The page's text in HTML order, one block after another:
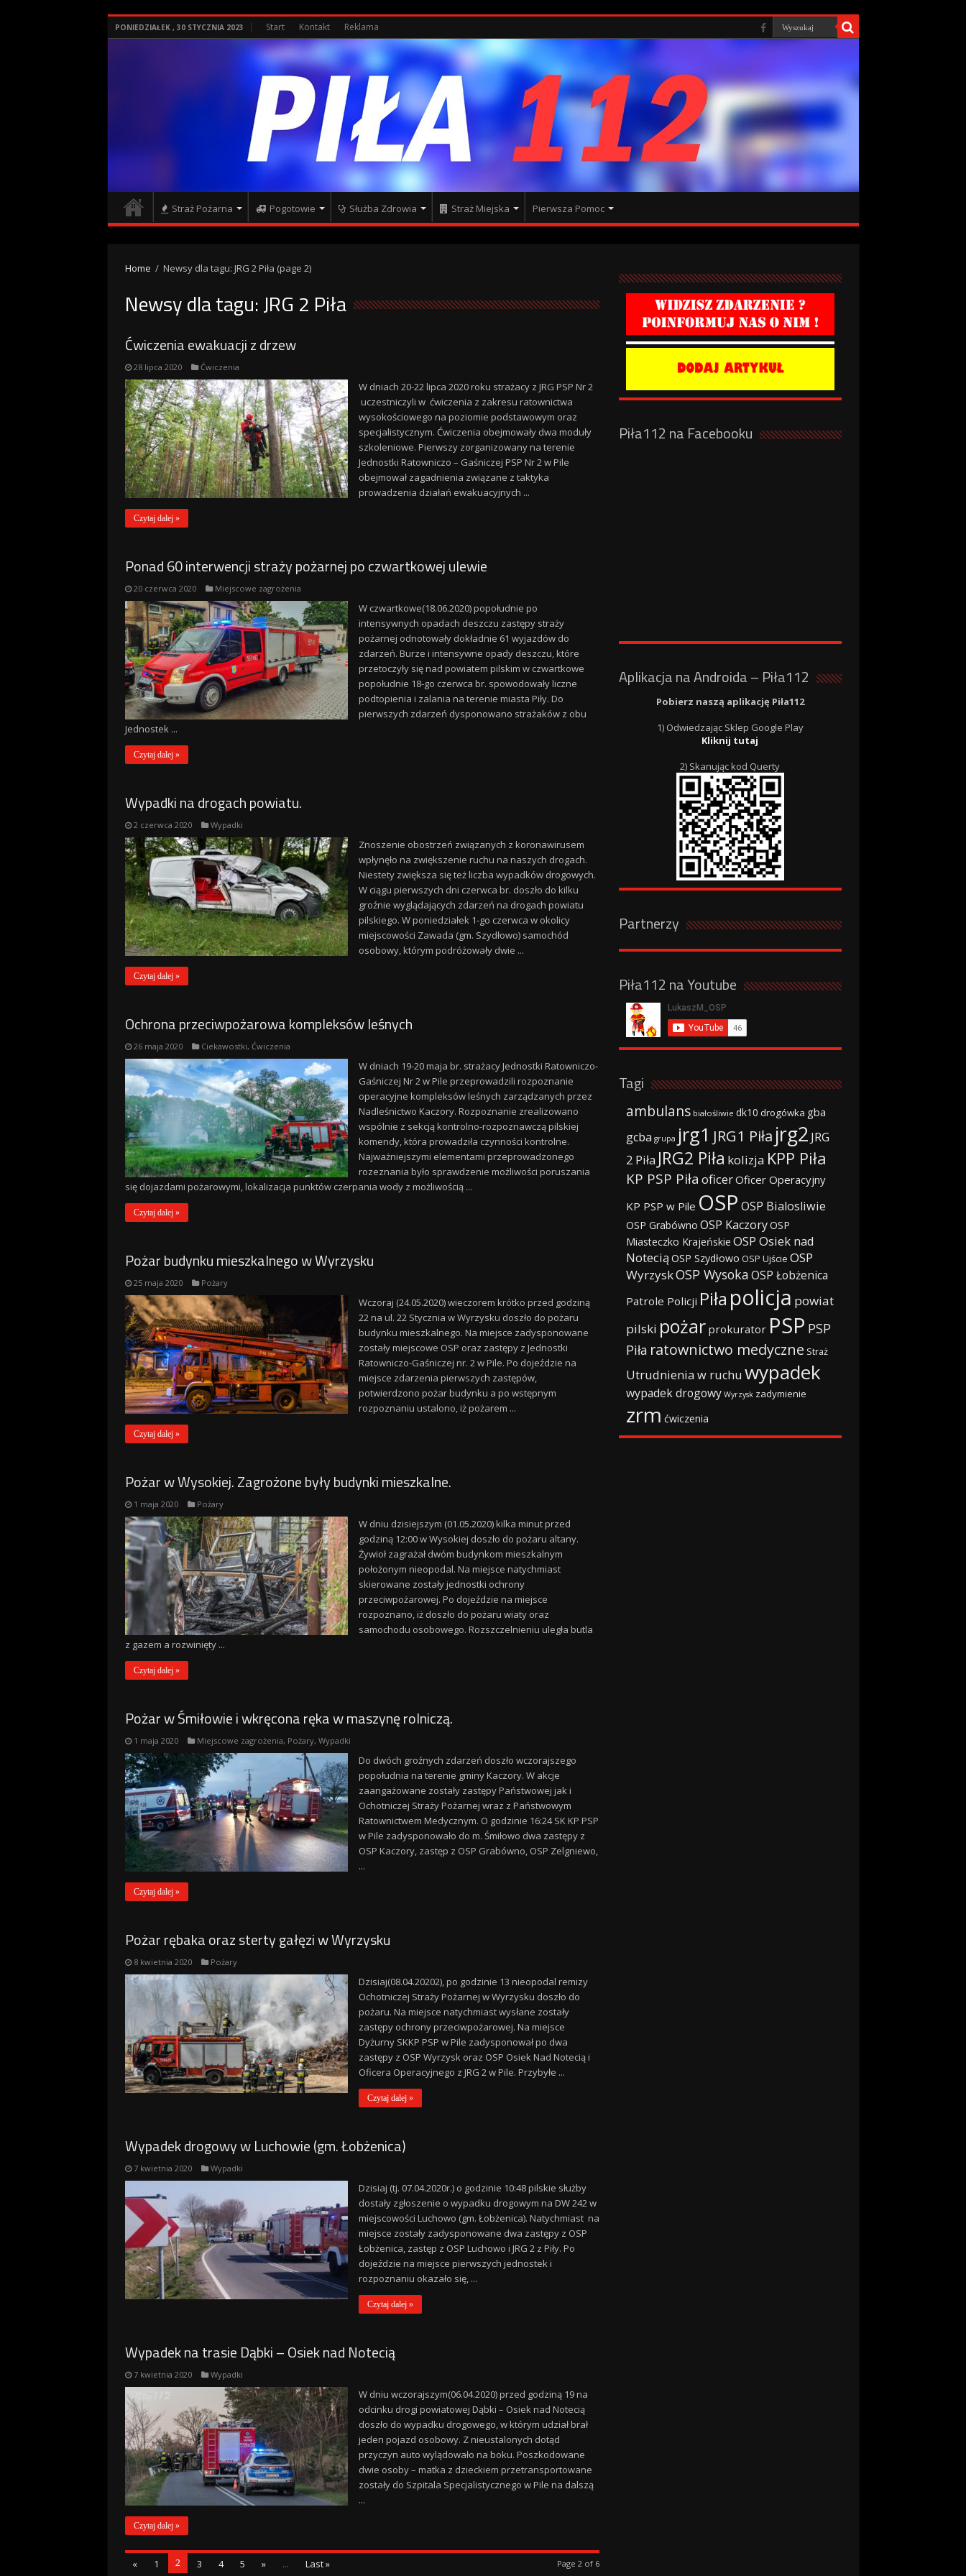
PONIEDZIAŁEK , 30 STYCZNIA 2023 Start Kontakt Reklama
Straż Pożarna Pogotowie Służba Zdrowia Straż Miejska Pierwsza Pomoc
Home / Newsy dla tagu: JRG 2 Piła (page 2)
Newsy dla tagu:JRG 2 Piła
Ćwiczenia ewakuacji z drzew
28 lipca 2020 Ćwiczenia
W dniach 20-22 lipca 2020 roku strażacy z JRG PSP Nr 2
uczestniczyli w ćwiczenia z zakresu ratownictwa
wysokościowego na poziomie podstawowym oraz
specjalistycznym. Ćwiczenia obejmowały dwa moduły
szkoleniowe. Pierwszy zorganizowany na terenie
Jednostki Ratowniczo – Gaśniczej PSP Nr 2 w Pile
obejmował zagadnienia związane z taktyka
prowadzenia działań ewakuacyjnych ...
Czytaj dalej »
Ponad 60 interwencji straży pożarnej po czwartkowej ulewie
20 czerwca 2020 Miejscowe zagrożenia
W czwartkowe(18.06.2020) popołudnie po
intensywnych opadach deszczu zastępy straży
pożarnej odnotowały dokładnie 61 wyjazdów do
zdarzeń. Burze i intensywne opady deszczu, które
przetoczyły się nad powiatem pilskim w czwartkowe
popołudnie 18-go czerwca br. spowodowały liczne
podtopienia i zalania na terenie miasta Piły. Do
pierwszych zdarzeń dysponowano strażaków z obu
Jednostek ...
Czytaj dalej »
Wypadki na drogach powiatu.
2 czerwca 2020 Wypadki
Znoszenie obostrzeń związanych z koronawirusem
wpłynęło na zwiększenie ruchu na naszych drogach.
Niestety zwiększa się też liczba wypadków drogowych.
W ciągu pierwszych dni czerwca br. doszło do kilku
groźnie wyglądających zdarzeń na drogach powiatu
pilskiego. W poniedziałek 1-go czerwca w okolicy
miejscowości Zawada (gm. Szydłowo) samochód
osobowy, którym podróżowały dwie ...
Czytaj dalej »
Ochrona przeciwpożarowa kompleksów leśnych
26 maja 2020 Ciekawostki, Ćwiczenia
W dniach 19-20 maja br. strażacy Jednostki Ratowniczo-
Gaśniczej Nr 2 w Pile przeprowadzili rozpoznanie
operacyjne kompleksów leśnych zarządzanych przez
Nadleśnictwo Kaczory. Rozpoznanie zrealizowano
wspólnie z sekcją kontrolno-rozpoznawczą pilskiej
komendy, która prowadziła czynności kontrolne.
Najważniejszymi elementami przeprowadzonego
rozeznania było sprawdzenie możliwości poruszania
się dojazdami pożarowymi, lokalizacja punktów czerpania wody z możliwością ...
Czytaj dalej »
Pożar budynku mieszkalnego w Wyrzysku
25 maja 2020 Pożary
Wczoraj (24.05.2020) wieczorem krótko przed godziną
22 na ul. 22 Stycznia w Wyrzysku doszło do pożaru
budynku mieszkalnego. Na miejsce zadysponowane
zostały miejscowe OSP oraz zastępy z Jednostki
Ratowniczo-Gaśniczej nr. 2 w Pile. Po dojeździe na
miejsce zdarzenia pierwszych zastępów,
potwierdzono pożar budynku a po wstępnym
rozpoznaniu ustalono, iż pożarem ...
Czytaj dalej »
Pożar w Wysokiej. Zagrożone były budynki mieszkalne.
1 maja 2020 Pożary
W dniu dzisiejszym (01.05.2020) kilka minut przed
godziną 12:00 w Wysokiej doszło do pożaru altany.
Żywioł zagrażał dwóm budynkom mieszkalnym
położonym nieopodal. Na miejsce natychmiast
skierowane zostały jednostki ochrony
przeciwpożarowej. Po dojeździe na miejsce
rozpoznano, iż doszło do pożaru wiaty oraz
samochodu osobowego. Rozszczelnieniu uległa butla
z gazem a rozwinięty ...
Czytaj dalej »
Pożar w Śmiłowie i wkręcona ręka w maszynę rolniczą.
1 maja 2020 Miejscowe zagrożenia, Pożary, Wypadki
Do dwóch groźnych zdarzeń doszło wczorajszego
popołudnia na terenie gminy Kaczory. W akcje
zaangażowane zostały zastępy Państwowej jak i
Ochotniczej Straży Pożarnej wraz z Państwowym
Ratownictwem Medycznym. O godzinie 16:24 SK KP PSP
w Pile zadysponowało do m. Śmiłowo dwa zastępy z
OSP Kaczory, zastęp z OSP Grabówno, OSP Zelgniewo,
...
Czytaj dalej »
Pożar rębaka oraz sterty gałęzi w Wyrzysku
8 kwietnia 2020 Pożary
Dzisiaj(08.04.20202), po godzinie 13 nieopodal remizy
Ochotniczej Straży Pożarnej w Wyrzysku doszło do
pożaru. Na miejsce natychmiast wysłane zostały
zastępy ochrony przeciwpożarowej. Na miejsce
Dyżurny SKKP PSP w Pile zadysponował po dwa
zastępy z OSP Wyrzysk oraz OSP Osiek Nad Notecią i
Oficera Operacyjnego z JRG 2 w Pile. Przybyłe ...
Czytaj dalej »
Wypadek drogowy w Luchowie (gm. Łobżenica)
7 kwietnia 2020 Wypadki
Dzisiaj (tj. 07.04.2020r.) o godzinie 10:48 pilskie służby
dostały zgłoszenie o wypadku drogowym na DW 242 w
miejscowości Luchowo (gm. Łobżenica). Natychmiast na
miejsce zostały zadysponowane dwa zastępy z OSP
Łobżenica, zastęp z OSP Luchowo i JRG 2 z Piły. Po
dojeździe na miejsce pierwszych jednostek i
rozpoznaniu okazało się, ...
Czytaj dalej »
Wypadek na trasie Dąbki – Osiek nad Notecią
7 kwietnia 2020 Wypadki
W dniu wczorajszym(06.04.2020) przed godziną 19 na
odcinku drogi powiatowej Dąbki – Osiek nad Notecią
doszło do wypadku drogowego, w którym udział brał
jeden pojazd osobowy. Z nieustalonych dotąd
przyczyn auto wylądowało na boku. Poszkodowane
dwie osoby – matka z dzieckiem przetransportowane
zostały do Szpitala Specjalistycznego w Pile na dalszą
...
Czytaj dalej »
Page 2 of 6
« 1 2 3 4 5 » ... Last »
Piła112 na Facebooku
Aplikacja na Androida – Piła112
Pobierz naszą aplikację Piła112
1) Odwiedzając Sklep Google Play
Kliknij tutaj
2) Skanując kod Querty
Partnerzy
Piła112 na Youtube
Tagi
ambulans białośliwie dk10 drogówka gba
gcba grupa jrg1 JRG1 Piła jrg2 JRG
2 Piła JRG2 Piła kolizja KPP Piła
KP PSP Piła oficerOficer Operacyjny
KP PSP w Pile OSP OSP Bialosliwie
OSP Grabówno OSP KaczoryOSP
Miasteczko Krajeńskie OSP Osiek nad
Notecią OSP Szydłowo OSP Ujście OSP
WyrzyskOSP WysokaOSP Łobżenica
Patrole Policji Piła policja powiat
pilski pożar prokurator PSP PSP
Piła ratownictwo medyczne Straż
Utrudnienia w ruchu wypadek
wypadek drogowy Wyrzysk zadymienie
zrm ćwiczenia